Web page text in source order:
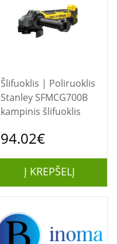
Šlifuoklis | Poliruoklis
Stanley SFMCG700B
kampinis šlifuoklis
94.02€
Į KREPŠELĮ